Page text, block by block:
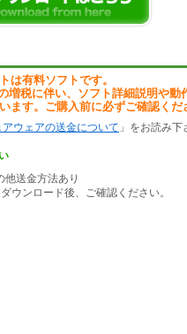
は有料ソフトです。
増税に伴い、ソフト詳細説明や動
ます。ご購入前に必ずご確認くだ
アウェアの送金について 」をお読み下
他送金方法あり
ウンロード後、ご確認ください。